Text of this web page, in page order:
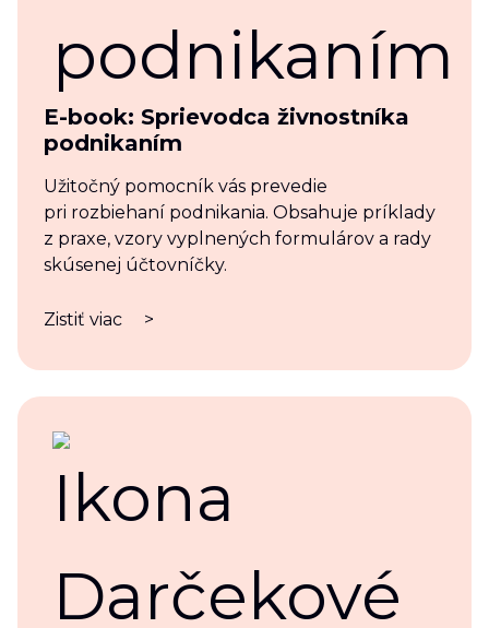
E-book: Sprievodca živnostníka
podnikaním
Užitočný pomocník vás prevedie
pri rozbiehaní podnikania. Obsahuje príklady
z praxe, vzory vyplnených formulárov a rady
skúsenej účtovníčky.
Zistiť viac >